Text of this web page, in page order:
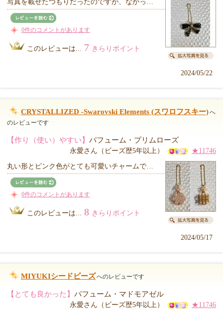
写真を載せたつもりだったのですが、なかっ…
0件のコメントがあります
このレビューは... 7 きらりポイント
2024/05/22
CRYSTALLIZED -Swarovski Elements (スワロフスキー)へ
のレビューです
【作り（使い）やすい】 パフューム・プリムローズ
永愛さん（ビーズ歴5年以上） ★11746
丸い形とピンク色がとても可愛いチャームで…
0件のコメントがあります
このレビューは... 8 きらりポイント
2024/05/17
MIYUKIシードビーズへのレビューです
【とても良かった】 パフューム・マドモアゼル
永愛さん（ビーズ歴5年以上） ★11746